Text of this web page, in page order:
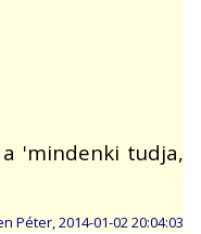
'mindenki tudja,
Péter, 2014-01-02 20:04:03